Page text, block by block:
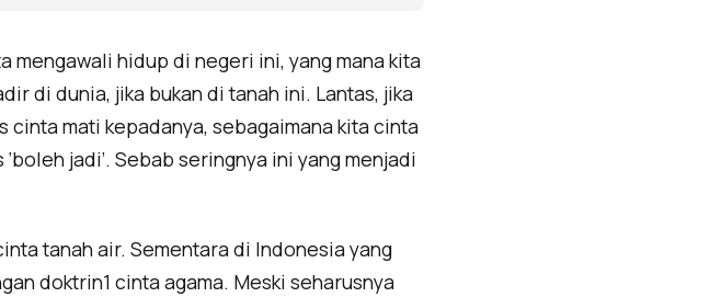
mengawali hidup di negeri ini, yang mana kita
di dunia, jika bukan di tanah ini. Lantas, jika
cinta mati kepadanya, sebagaimana kita cinta
jadi’. Sebab seringnya ini yang menjadi
tanah air. Sementara di Indonesia yang
doktrin1 cinta agama. Meski seharusnya